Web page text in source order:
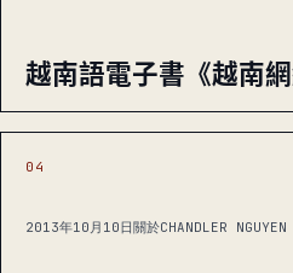
越南語電子書《越南網
04
2013年10月10日關於CHANDLER NGUYEN